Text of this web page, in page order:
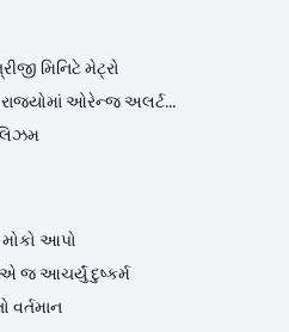
મિનિટે મેટ્રો
ઓરેન્જ અલર્ટ...
આપો
જ આચર્યું દુષ્કર્મ
વર્તમાન